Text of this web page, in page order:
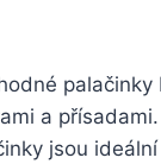
palačinky
a
jsou